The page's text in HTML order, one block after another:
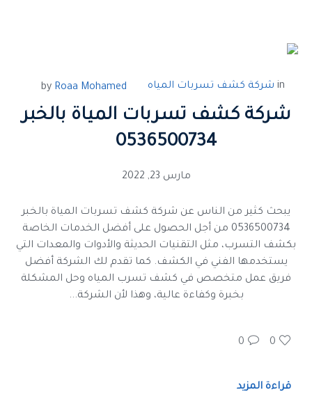
in شركة كشف تسربات المياه by Roaa Mohamed
شركة كشف تسربات المياة بالخبر
0536500734
مارس 23, 2022
يبحث كثير من الناس عن شركة كشف تسربات المياة بالخبر
0536500734 من أجل الحصول على أفضل الخدمات الخاصة
بكشف التسرب، مثل التقنيات الحديثة والأدوات والمعدات التي
يستخدمها الفني في الكشف. كما تقدم لك الشركة أفضل
فريق عمل متخصص في كشف تسرب المياه وحل المشكلة
بخبرة وكفاءة عالية، وهذا لأن الشركة...
0
0
قراءة المزيد